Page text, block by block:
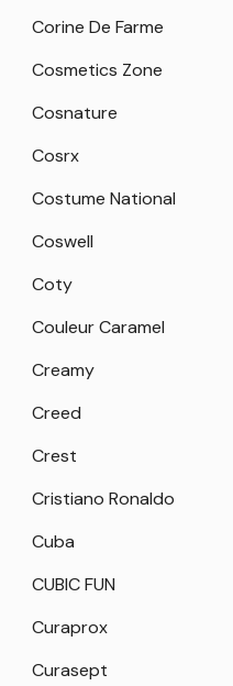
Corine De Farme
Cosmetics Zone
Cosnature
Cosrx
Costume National
Coswell
Coty
Couleur Caramel
Creamy
Creed
Crest
Cristiano Ronaldo
Cuba
CUBIC FUN
Curaprox
Curasept